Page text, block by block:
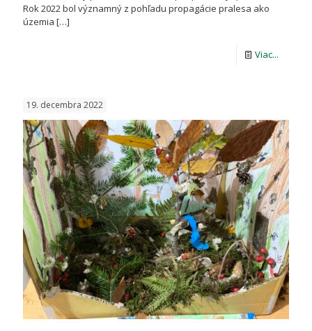
Rok 2022 bol významný z pohľadu propagácie pralesa ako
územia […]
Viac...
V
ROKU
2022
19. decembra 2022